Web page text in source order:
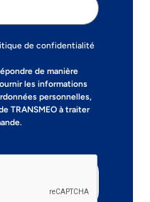
de confidentialité
de manière
les informations
personnelles,
TRANSMEO à traiter